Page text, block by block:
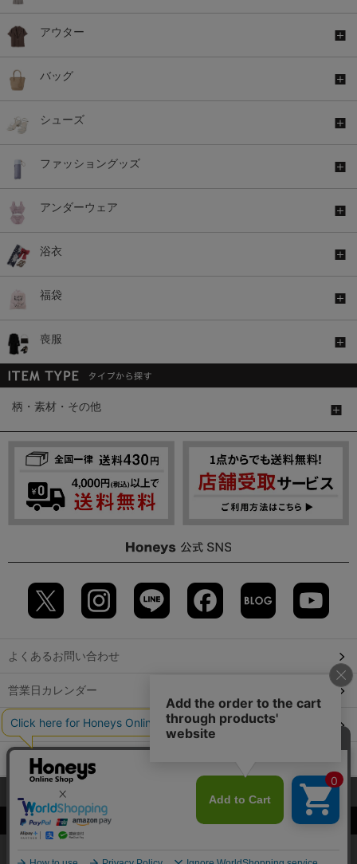
アウター
バッグ
シューズ
ファッショングッズ
アンダーウェア
浴衣
福袋
喪服
柄・素材・その他
よくあるお問い合わせ
営業日カレンダー
店舗検索
GLOBAL GUIDE（海外からご利用のお客様）
©2009 HONEYS CO., LTD. All Rights Reserved.
当サイトでは、サイトの利便性向上のため、クッキー(Cookie)を使
用しています。詳しくは「
」をご覧くださ
OK